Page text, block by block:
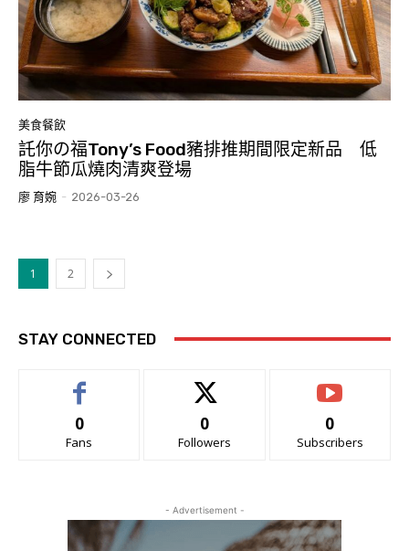
美食餐飲
託你の福Tony’s Food豬排推期間限定新品 低
脂牛節瓜燒肉清爽登場
廖 育婉 - 2026-03-26
1 2
STAY CONNECTED
0
Fans
0
Followers
0
Subscribers
- Advertisement -